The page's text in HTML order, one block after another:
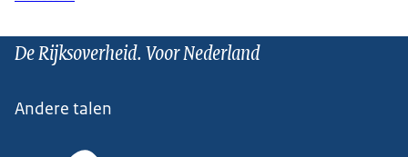
De Rijksoverheid. Voor Nederland
Andere talen